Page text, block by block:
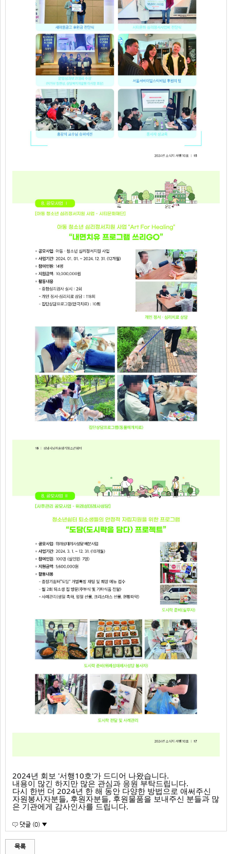
2024년 회보 '서행10호'가 드디어 나왔습니다.
내용이 많긴 하지만 많은 관심과 응원 부탁드립니다.
다시 한번 더 2024년 한 해 동안 다양한 방법으로 애써주신
자원봉사자분들, 후원자분들, 후원물품을 보내주신 분들과 많
은 기관에게 감사인사를 드립니다.
댓글 (0) ▼
목록